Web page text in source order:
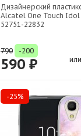
Дизайнерский
Alcatel One Touch Idol
52751-22832
790 -200
590 ₽ или
-25%